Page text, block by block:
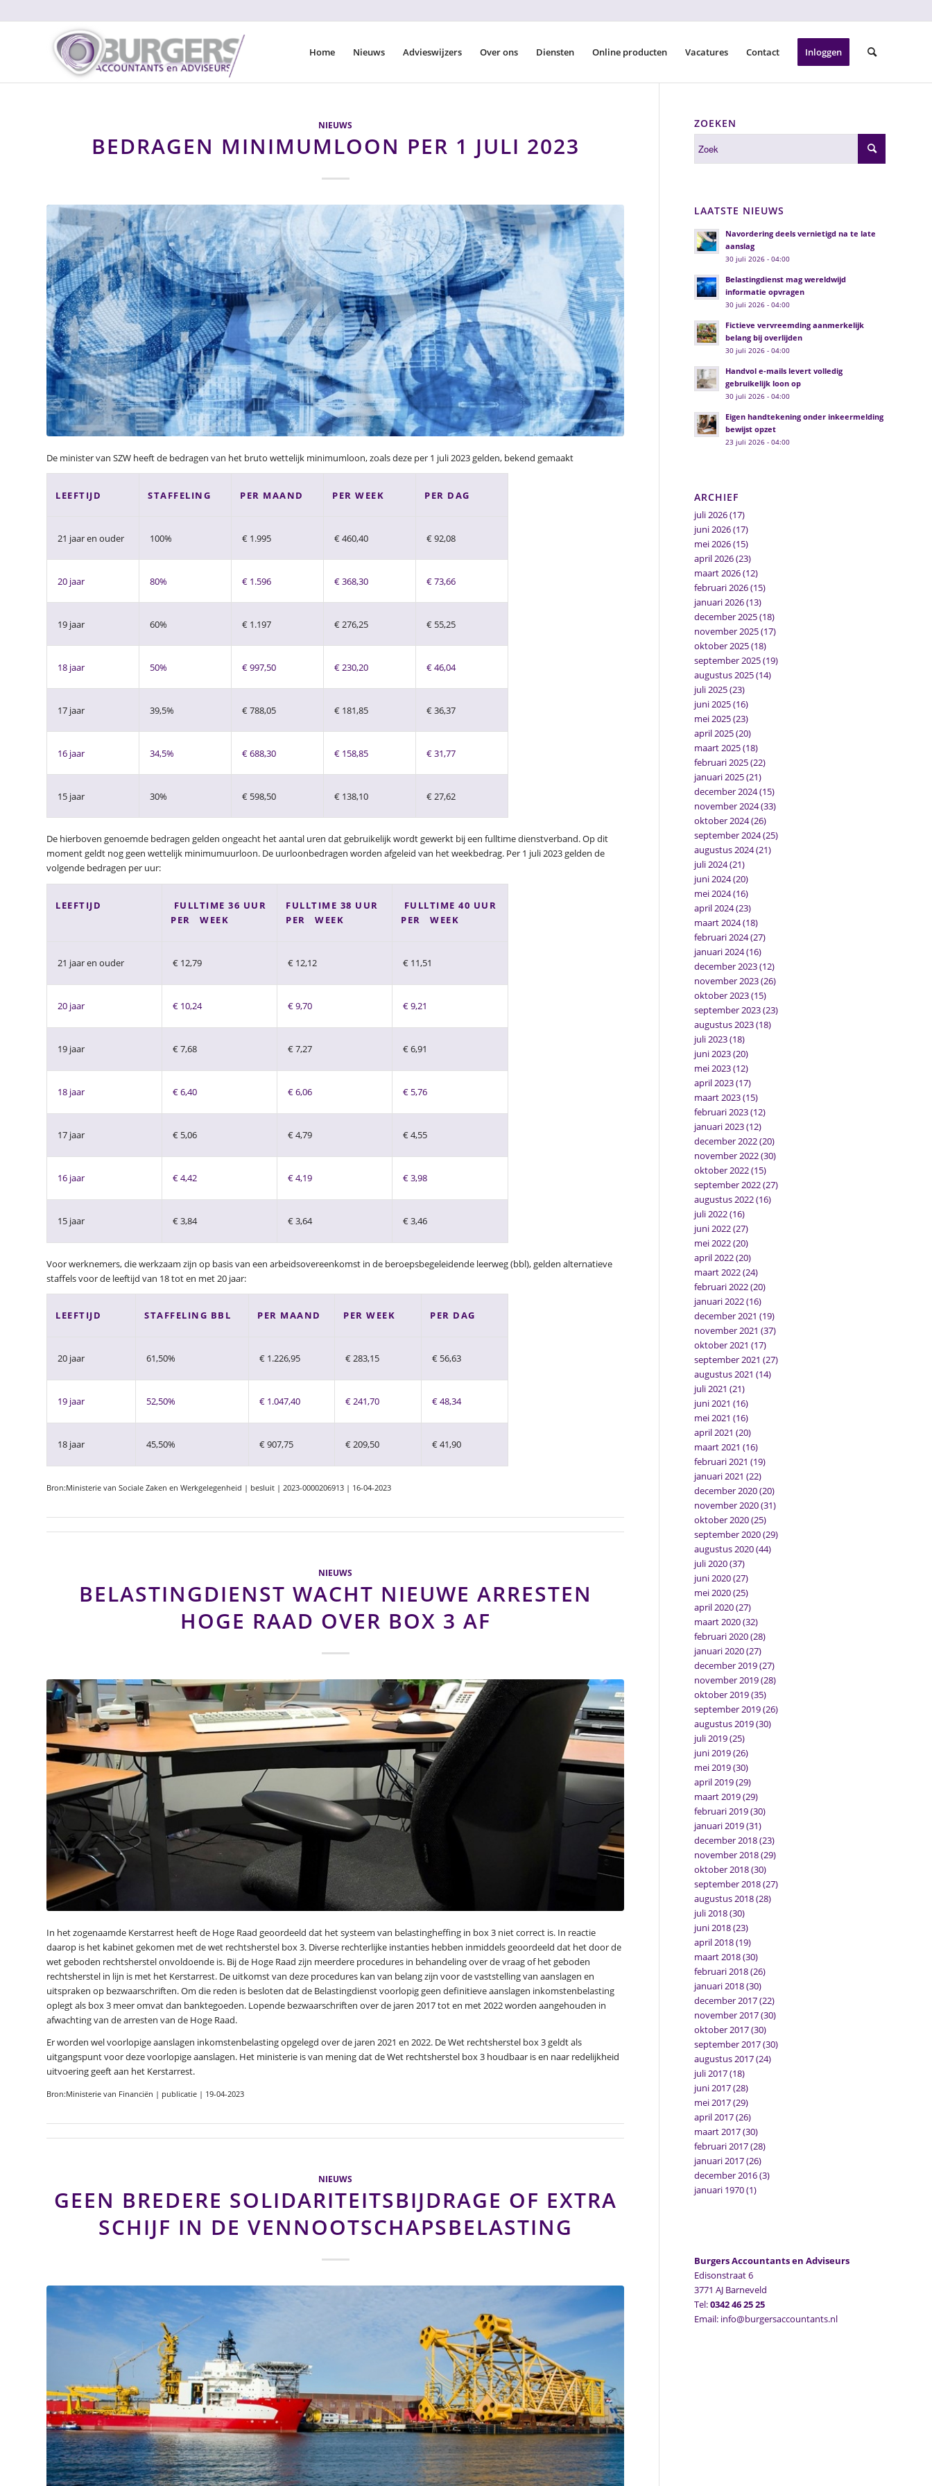
Home Nieuws Advieswijzers Over ons Diensten Online producten Vacatures Contact Inloggen
NIEUWS
BEDRAGEN MINIMUMLOON PER 1 JULI 2023
De minister van SZW heeft de bedragen van het bruto wettelijk minimumloon, zoals deze per 1 juli 2023 gelden, bekend gemaakt
LEEFTIJD STAFFELING PER MAAND PER WEEK PER DAG
21 jaar en ouder 100% € 1.995 € 460,40 € 92,08
20 jaar 80% € 1.596 € 368,30 € 73,66
19 jaar 60% € 1.197 € 276,25 € 55,25
18 jaar 50% € 997,50 € 230,20 € 46,04
17 jaar 39,5% € 788,05 € 181,85 € 36,37
16 jaar 34,5% € 688,30 € 158,85 € 31,77
15 jaar 30% € 598,50 € 138,10 € 27,62
De hierboven genoemde bedragen gelden ongeacht het aantal uren dat gebruikelijk wordt gewerkt bij een fulltime dienstverband. Op dit
moment geldt nog geen wettelijk minimumuurloon. De uurloonbedragen worden afgeleid van het weekbedrag. Per 1 juli 2023 gelden de
volgende bedragen per uur:
LEEFTIJD
FULLTIME 36 UUR
PER WEEK
FULLTIME 38 UUR
PER WEEK
FULLTIME 40 UUR
PER WEEK
21 jaar en ouder € 12,79 € 12,12 € 11,51
20 jaar € 10,24 € 9,70 € 9,21
19 jaar € 7,68 € 7,27 € 6,91
18 jaar € 6,40 € 6,06 € 5,76
17 jaar € 5,06 € 4,79 € 4,55
16 jaar € 4,42 € 4,19 € 3,98
15 jaar € 3,84 € 3,64 € 3,46
Voor werknemers, die werkzaam zijn op basis van een arbeidsovereenkomst in de beroepsbegeleidende leerweg (bbl), gelden alternatieve
staffels voor de leeftijd van 18 tot en met 20 jaar:
LEEFTIJD STAFFELING BBL PER MAAND PER WEEK PER DAG
20 jaar 61,50% € 1.226,95 € 283,15 € 56,63
19 jaar 52,50% € 1.047,40 € 241,70 € 48,34
18 jaar 45,50% € 907,75 € 209,50 € 41,90
Bron:Ministerie van Sociale Zaken en Werkgelegenheid | besluit | 2023-0000206913 | 16-04-2023
NIEUWS
BELASTINGDIENST WACHT NIEUWE ARRESTEN
HOGE RAAD OVER BOX 3 AF
In het zogenaamde Kerstarrest heeft de Hoge Raad geoordeeld dat het systeem van belastingheffing in box 3 niet correct is. In reactie
daarop is het kabinet gekomen met de wet rechtsherstel box 3. Diverse rechterlijke instanties hebben inmiddels geoordeeld dat het door de
wet geboden rechtsherstel onvoldoende is. Bij de Hoge Raad zijn meerdere procedures in behandeling over de vraag of het geboden
rechtsherstel in lijn is met het Kerstarrest. De uitkomst van deze procedures kan van belang zijn voor de vaststelling van aanslagen en
uitspraken op bezwaarschriften. Om die reden is besloten dat de Belastingdienst voorlopig geen definitieve aanslagen inkomstenbelasting
oplegt als box 3 meer omvat dan banktegoeden. Lopende bezwaarschriften over de jaren 2017 tot en met 2022 worden aangehouden in
afwachting van de arresten van de Hoge Raad.
Er worden wel voorlopige aanslagen inkomstenbelasting opgelegd over de jaren 2021 en 2022. De Wet rechtsherstel box 3 geldt als
uitgangspunt voor deze voorlopige aanslagen. Het ministerie is van mening dat de Wet rechtsherstel box 3 houdbaar is en naar redelijkheid
uitvoering geeft aan het Kerstarrest.
Bron:Ministerie van Financiën | publicatie | 19-04-2023
NIEUWS
GEEN BREDERE SOLIDARITEITSBIJDRAGE OF EXTRA
SCHIJF IN DE VENNOOTSCHAPSBELASTING
ZOEKEN
LAATSTE NIEUWS
Navordering deels vernietigd na te late
aanslag
30 juli 2026 - 04:00
Belastingdienst mag wereldwijd
informatie opvragen
30 juli 2026 - 04:00
Fictieve vervreemding aanmerkelijk
belang bij overlijden
30 juli 2026 - 04:00
Handvol e-mails levert volledig
gebruikelijk loon op
30 juli 2026 - 04:00
Eigen handtekening onder inkeermelding
bewijst opzet
23 juli 2026 - 04:00
ARCHIEF
juli 2026(17)
juni 2026(17)
mei 2026(15)
april 2026(23)
maart 2026(12)
februari 2026(15)
januari 2026(13)
december 2025(18)
november 2025(17)
oktober 2025(18)
september 2025(19)
augustus 2025(14)
juli 2025(23)
juni 2025(16)
mei 2025(23)
april 2025(20)
maart 2025(18)
februari 2025(22)
januari 2025(21)
december 2024(15)
november 2024(33)
oktober 2024(26)
september 2024(25)
augustus 2024(21)
juli 2024(21)
juni 2024(20)
mei 2024(16)
april 2024(23)
maart 2024(18)
februari 2024(27)
januari 2024(16)
december 2023(12)
november 2023(26)
oktober 2023(15)
september 2023(23)
augustus 2023(18)
juli 2023(18)
juni 2023(20)
mei 2023(12)
april 2023(17)
maart 2023(15)
februari 2023(12)
januari 2023(12)
december 2022(20)
november 2022(30)
oktober 2022(15)
september 2022(27)
augustus 2022(16)
juli 2022(16)
juni 2022(27)
mei 2022(20)
april 2022(20)
maart 2022(24)
februari 2022(20)
januari 2022(16)
december 2021 (19)
november 2021 (37)
oktober 2021 (17)
september 2021 (27)
augustus 2021 (14)
juli 2021 (21)
juni 2021 (16)
mei 2021 (16)
april 2021 (20)
maart 2021 (16)
februari 2021 (19)
januari 2021 (22)
december 2020(20)
november 2020(31)
oktober 2020(25)
september 2020(29)
augustus 2020(44)
juli 2020(37)
juni 2020(27)
mei 2020(25)
april 2020(27)
maart 2020(32)
februari 2020(28)
januari 2020(27)
december 2019(27)
november 2019(28)
oktober 2019(35)
september 2019(26)
augustus 2019(30)
juli 2019(25)
juni 2019(26)
mei 2019(30)
april 2019(29)
maart 2019(29)
februari 2019(30)
januari 2019(31)
december 2018(23)
november 2018(29)
oktober 2018(30)
september 2018(27)
augustus 2018(28)
juli 2018(30)
juni 2018(23)
april 2018(19)
maart 2018(30)
februari 2018(26)
januari 2018(30)
december 2017(22)
november 2017(30)
oktober 2017(30)
september 2017(30)
augustus 2017(24)
juli 2017(18)
juni 2017(28)
mei 2017(29)
april 2017(26)
maart 2017(30)
februari 2017(28)
januari 2017(26)
december 2016(3)
januari 1970(1)
Burgers Accountants en Adviseurs
Edisonstraat 6
3771 AJ Barneveld
Tel:0342 46 25 25
Email: info@burgersaccountants.nl